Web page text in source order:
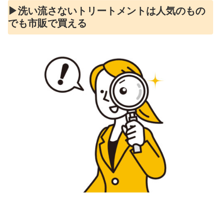
▶︎洗い流さないトリートメントは人気のもの
でも市販で買える